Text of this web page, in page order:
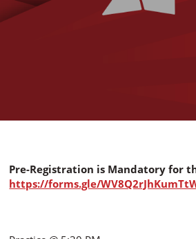
Pre-Registration is Mandatory for
https://forms.gle/